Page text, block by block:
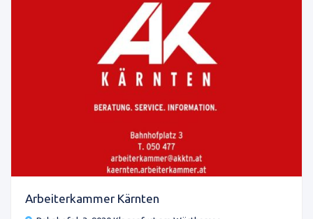
Arbeiterkammer Kärnten